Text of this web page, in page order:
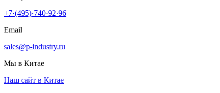
+7·(495)·740·92·96
Email
sales@p-industry.ru
Мы в Китае
Наш сайт в Китае